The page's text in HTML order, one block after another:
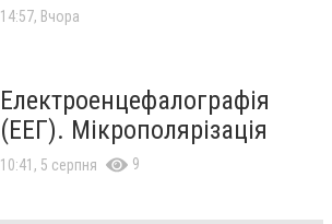
14:57, Вчора
Електроенцефалографія
(ЕЕГ). Мікрополярізація
10:41, 5 серпня 9